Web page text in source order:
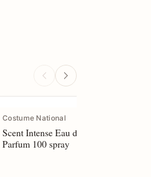
Costume National
Scent Intense Eau de
Parfum 100 spray